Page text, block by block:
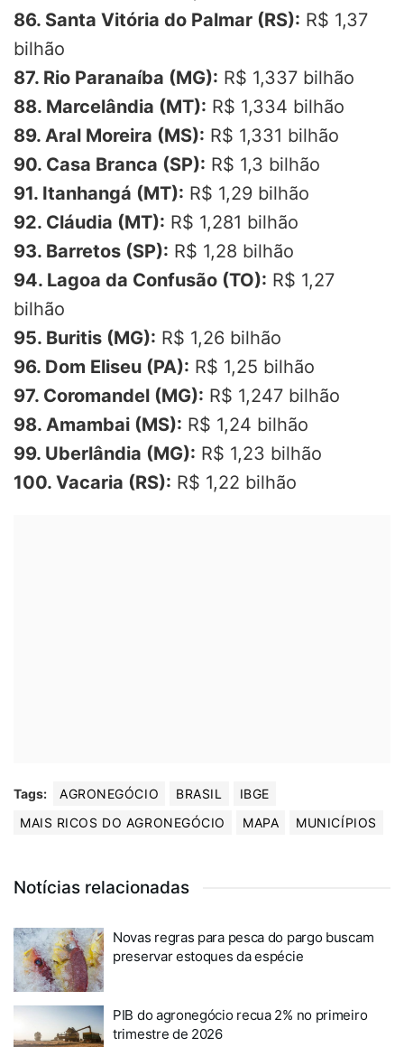
86. Santa Vitória do Palmar (RS): R$ 1,37
bilhão
87. Rio Paranaíba (MG): R$ 1,337 bilhão
88. Marcelândia (MT): R$ 1,334 bilhão
89. Aral Moreira (MS): R$ 1,331 bilhão
90. Casa Branca (SP): R$ 1,3 bilhão
91. Itanhangá (MT): R$ 1,29 bilhão
92. Cláudia (MT): R$ 1,281 bilhão
93. Barretos (SP): R$ 1,28 bilhão
94. Lagoa da Confusão (TO): R$ 1,27
bilhão
95. Buritis (MG): R$ 1,26 bilhão
96. Dom Eliseu (PA): R$ 1,25 bilhão
97. Coromandel (MG): R$ 1,247 bilhão
98. Amambai (MS): R$ 1,24 bilhão
99. Uberlândia (MG): R$ 1,23 bilhão
100. Vacaria (RS): R$ 1,22 bilhão
Tags: AGRONEGÓCIO BRASIL
IBGE
MAIS RICOS DO AGRONEGÓCIO
MAPA MUNICÍPIOS
Notícias relacionadas
Novas regras para pesca do pargo buscam
preservar estoques da espécie
PIB do agronegócio recua 2% no primeiro
trimestre de 2026